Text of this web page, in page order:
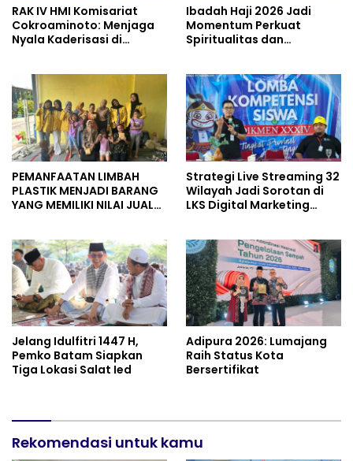
RAK IV HMI Komisariat
Cokroaminoto: Menjaga
Nyala Kaderisasi di
Ibadah Haji 2026 Jadi
Momentum Perkuat
Spiritualitas dan
PEMANFAATAN LIMBAH
PLASTIK MENJADI BARANG
YANG MEMILIKI NILAI JUAL
Strategi Live Streaming 32
Wilayah Jadi Sorotan di
LKS Digital Marketing
Jelang Idulfitri 1447 H,
Pemko Batam Siapkan
Tiga Lokasi Salat Ied
Adipura 2026: Lumajang
Raih Status Kota
Bersertifikat
Rekomendasi untuk kamu